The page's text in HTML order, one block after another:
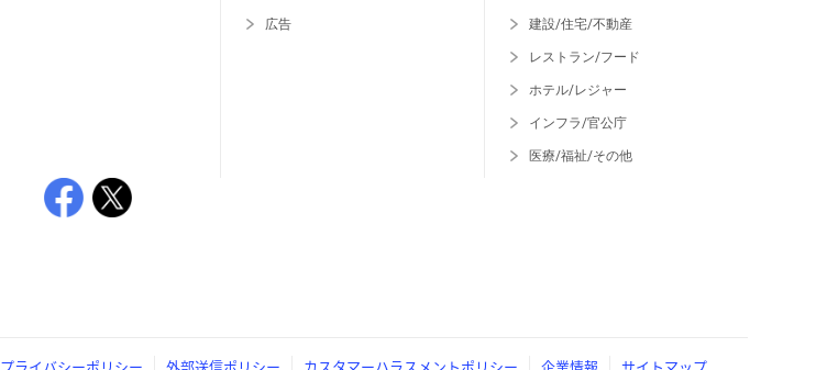
広告 建設/住宅/不動産
レストラン/フード
ホテル/レジャー
インフラ/官公庁
医療/福祉/その他